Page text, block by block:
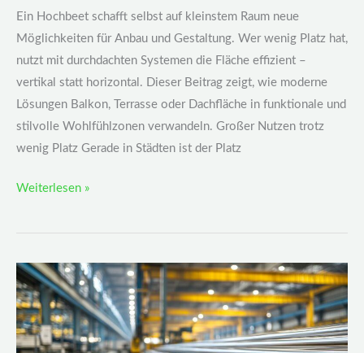
Ein Hochbeet schafft selbst auf kleinstem Raum neue
Möglichkeiten für Anbau und Gestaltung. Wer wenig Platz hat,
nutzt mit durchdachten Systemen die Fläche effizient –
vertikal statt horizontal. Dieser Beitrag zeigt, wie moderne
Lösungen Balkon, Terrasse oder Dachfläche in funktionale und
stilvolle Wohlfühlzonen verwandeln. Großer Nutzen trotz
wenig Platz Gerade in Städten ist der Platz
Weiterlesen »
Der
clevere
Weg
zur